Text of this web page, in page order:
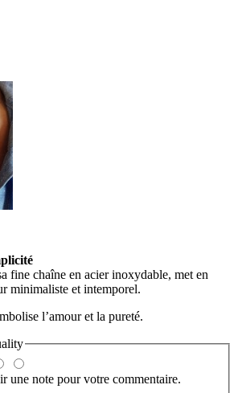
fine chaîne en acier inoxydable, met en
minimaliste et intemporel.
l’amour et la pureté.
une note pour votre commentaire.